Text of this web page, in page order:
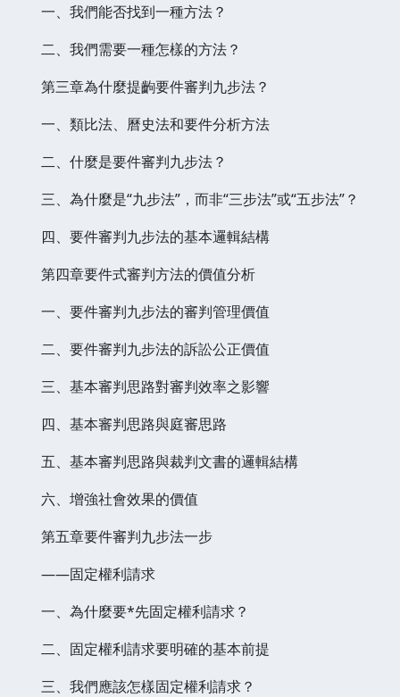
一、我們能否找到一種方法？
二、我們需要一種怎樣的方法？
第三章為什麼提齣要件審判九步法？
一、類比法、曆史法和要件分析方法
二、什麼是要件審判九步法？
三、為什麼是“九步法”，而非“三步法”或“五步法”？
四、要件審判九步法的基本邏輯結構
第四章要件式審判方法的價值分析
一、要件審判九步法的審判管理價值
二、要件審判九步法的訴訟公正價值
三、基本審判思路對審判效率之影響
四、基本審判思路與庭審思路
五、基本審判思路與裁判文書的邏輯結構
六、增強社會效果的價值
第五章要件審判九步法一步
——固定權利請求
一、為什麼要*先固定權利請求？
二、固定權利請求要明確的基本前提
三、我們應該怎樣固定權利請求？